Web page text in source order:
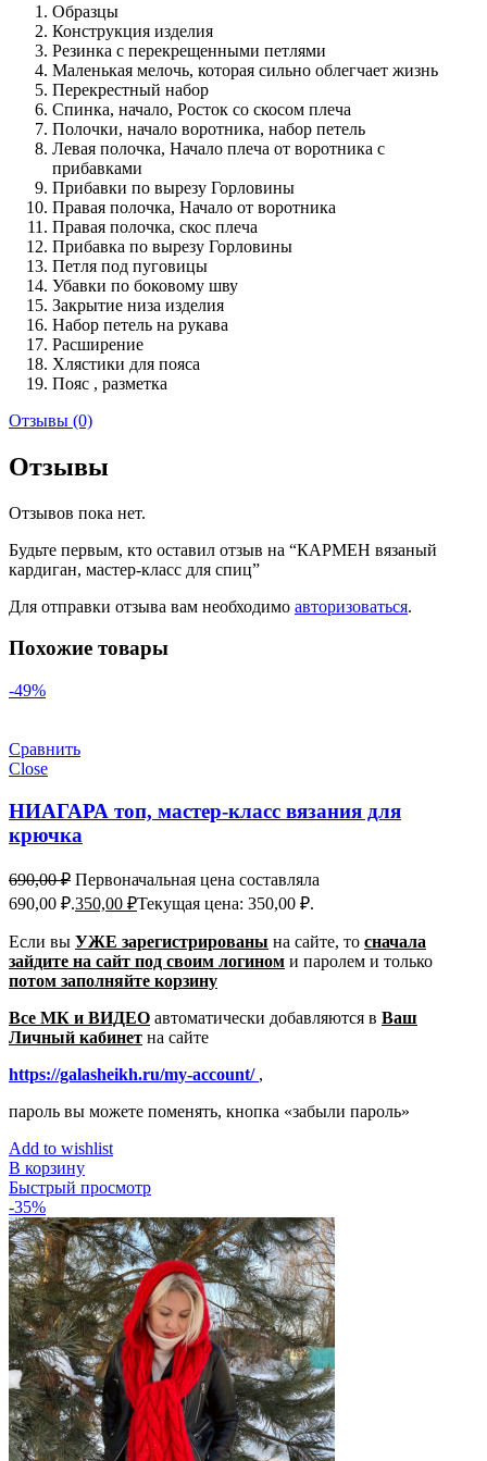
Образцы
Конструкция изделия
Резинка с перекрещенными петлями
Маленькая мелочь, которая сильно облегчает жизнь
Перекрестный набор
Спинка, начало, Росток со скосом плеча
Полочки, начало воротника, набор петель
Левая полочка, Начало плеча от воротника с
прибавками
Прибавки по вырезу Горловины
Правая полочка, Начало от воротника
Правая полочка, скос плеча
Прибавка по вырезу Горловины
Петля под пуговицы
Убавки по боковому шву
Закрытие низа изделия
Набор петель на рукава
Расширение
Хлястики для пояса
Пояс , разметка
Отзывы (0)
Отзывы
Отзывов пока нет.
Будьте первым, кто оставил отзыв на “КАРМЕН вязаный
кардиган, мастер-класс для спиц”
Для отправки отзыва вам необходимо авторизоваться.
Похожие товары
-49%
Сравнить
Close
НИАГАРА топ, мастер-класс вязания для
крючка
690,00₽ Первоначальная цена составляла
690,00 ₽.350,00 ₽Текущая цена: 350,00 ₽.
Если вы УЖЕ зарегистрированы на сайте, то сначала
зайдите на сайт под своим логином и паролем и только
потом заполняйте корзину
Все МК и ВИДЕО автоматически добавляются в Ваш
Личный кабинет на сайте
https://galasheikh.ru/my-account/ ,
пароль вы можете поменять, кнопка «забыли пароль»
Add to wishlist
В корзину
Быстрый просмотр
-35%